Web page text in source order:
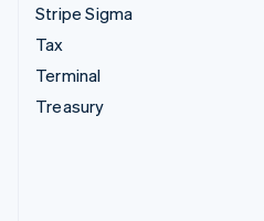
Stripe Sigma
Tax
Terminal
Treasury